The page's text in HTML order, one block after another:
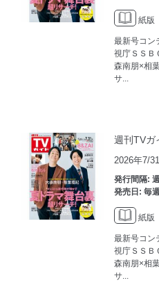
紙版
最新号コン
視庁ＳＳＢ
森南朋×相
サ...
週刊TVガ
2026年7/
発行間隔:
発売日: 毎
紙版
最新号コン
視庁ＳＳＢ
森南朋×相
サ...